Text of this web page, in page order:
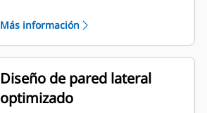
Más información
Diseño de pared lateral
optimizado